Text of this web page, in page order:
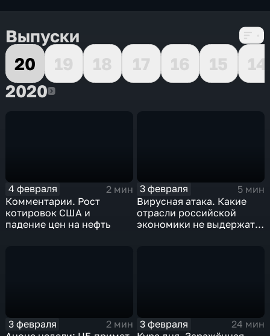
Выпуски
20
19 18 17 16 15
14
20202020
4 февраля
2 мин
Комментарии. Рост
котировок США и
падение цен на нефть
3 февраля
5 мин
Вирусная атака. Какие
отрасли российской
экономики не выдержат
3 февраля
2 мин
3 февраля
24 мин